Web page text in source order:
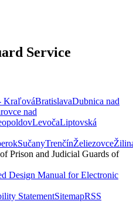
Service
KraľováBratislavaDubnica nad
nad
LevočaLiptovská
SučanyTrenčínŽeliezovce
Prison and Judicial Guards of
Design Manual for Electronic
StatementSitemapRSS